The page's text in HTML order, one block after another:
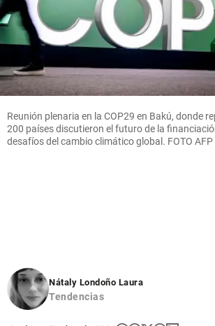
Reunión plenaria en la COP29 en Bakú, donde
200 países discutieron el futuro de la
desafíos del cambio climático global. FOTO AFP
Nátaly Londoño Laura
Tendencias